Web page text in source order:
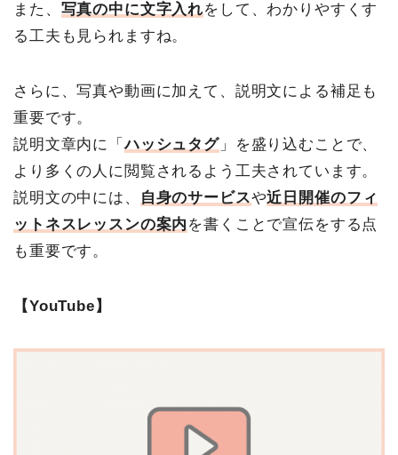
また、 写真の中に文字入れをして、わかりやすくす
る工夫も見られますね。
さらに、写真や動画に加えて、説明文による補足も
重要です。
説明文章内に「ハッシュタグ」を盛り込むことで、
より多くの人に閲覧されるよう工夫されています。
説明文の中には、
自身のサービスや近日開催のフィ
ットネスレッスンの案内 を書くことで宣伝をする点
も重要です。
【YouTube】